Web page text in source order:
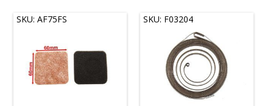
SKU: AF75FS SKU: F03204